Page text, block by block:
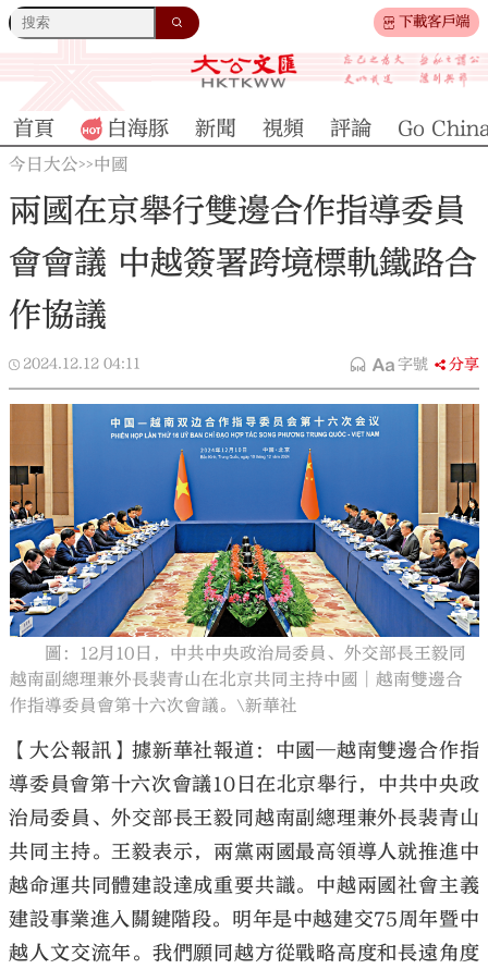
下載客戶端
大公文匯
首頁 白海豚 新聞 視頻 評論 Go
今日大公>>中國
兩國在京舉行雙邊合作指導委員
會會議 中越簽署跨境標軌鐵路合
作協議
2024.12.12 04:11 字號 分享
圖：12月10日，中共中央政治局委員、外交部長王毅同
越南副總理兼外長裴青山在北京共同主持中國│越南雙邊合
作指導委員會第十六次會議。\新華社
【大公報訊】據新華社報道：中國─越南雙邊合作指
導委員會第十六次會議10日在北京舉行，中共中央政
治局委員、外交部長王毅同越南副總理兼外長裴青山
共同主持。王毅表示，兩黨兩國最高領導人就推進中
越命運共同體建設達成重要共識。中越兩國社會主義
建設事業進入關鍵階段。明年是中越建交75周年暨中
越人文交流年。我們願同越方從戰略高度和長遠角度